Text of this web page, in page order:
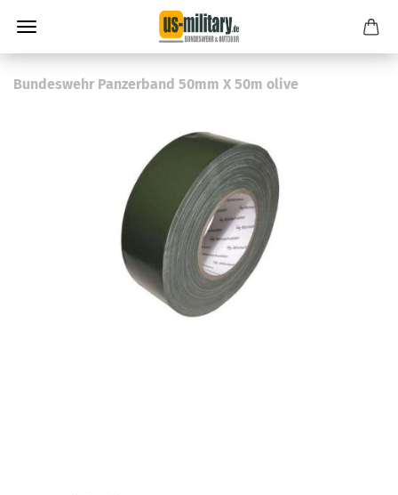
Bundeswehr Panzerband 50mm X 50m olive